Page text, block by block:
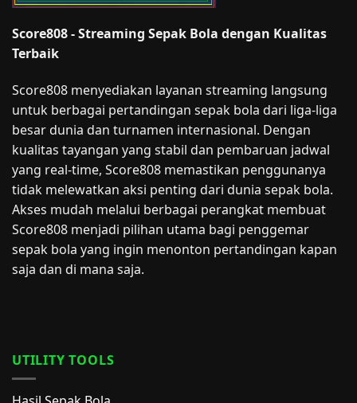
Score808 - Streaming Sepak Bola dengan Kualitas
Terbaik
Score808 menyediakan layanan streaming langsung
untuk berbagai pertandingan sepak bola dari liga-liga
besar dunia dan turnamen internasional. Dengan
kualitas tayangan yang stabil dan pembaruan jadwal
yang real-time, Score808 memastikan penggunanya
tidak melewatkan aksi penting dari dunia sepak bola.
Akses mudah melalui berbagai perangkat membuat
Score808 menjadi pilihan utama bagi penggemar
sepak bola yang ingin menonton pertandingan kapan
saja dan di mana saja.
UTILITY TOOLS